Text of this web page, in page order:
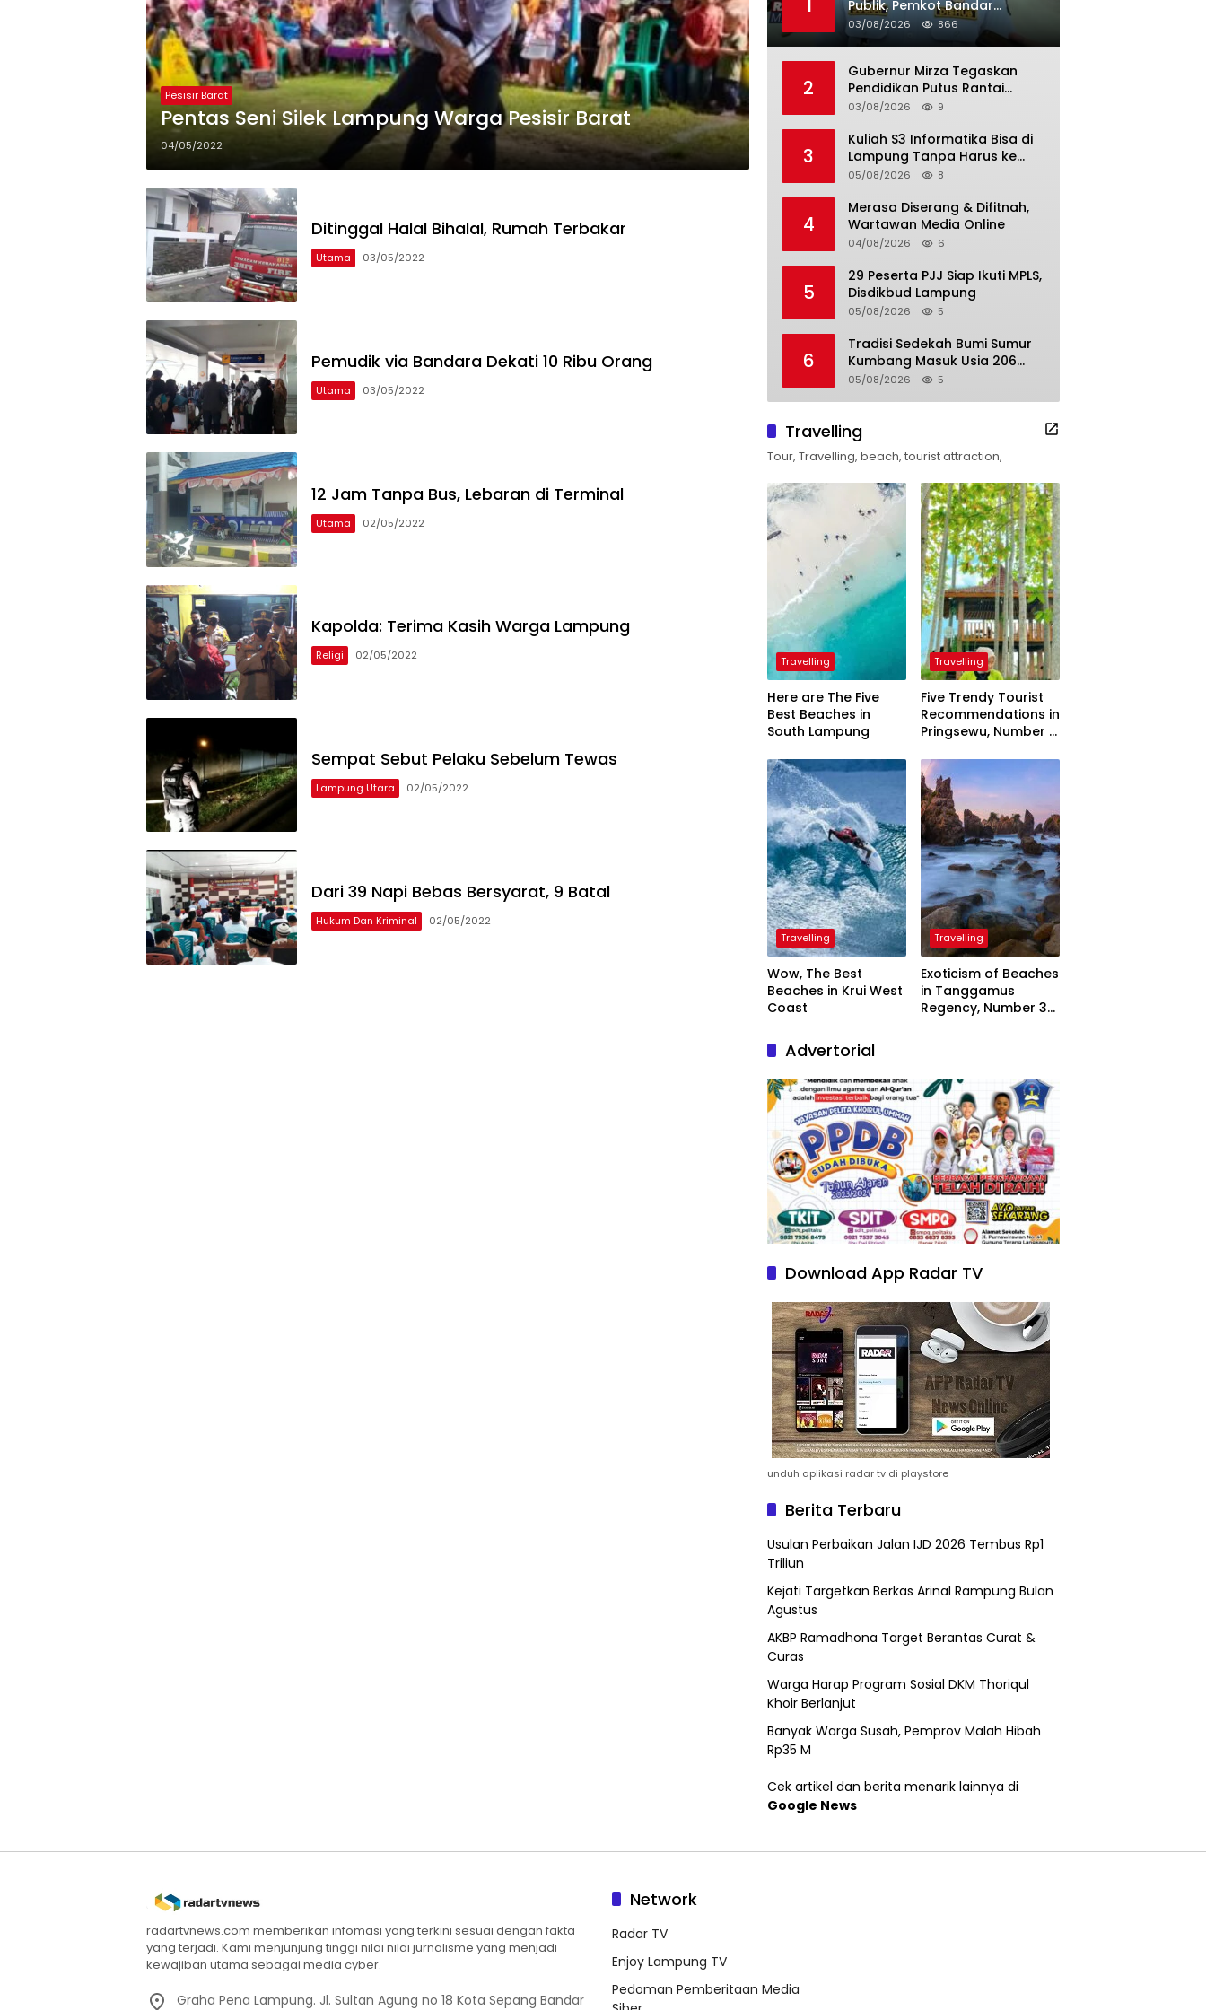
Pesisir Barat
Pentas Seni Silek Lampung Warga Pesisir Barat
04/05/2022
Ditinggal Halal Bihalal, Rumah Terbakar
Utama 03/05/2022
Pemudik via Bandara Dekati 10 Ribu Orang
Utama 03/05/2022
12 Jam Tanpa Bus, Lebaran di Terminal
Utama 02/05/2022
Kapolda: Terima Kasih Warga Lampung
Religi 02/05/2022
Sempat Sebut Pelaku Sebelum Tewas
Lampung Utara 02/05/2022
Dari 39 Napi Bebas Bersyarat, 9 Batal
Hukum Dan Kriminal 02/05/2022
1
Publik, Pemkot Bandar
Lampung Uji Coba Bus Umum
03/08/2026 866
2
Gubernur Mirza Tegaskan
Pendidikan Putus Rantai
Kemiskinan
03/08/2026 9
3
Kuliah S3 Informatika Bisa di
Lampung Tanpa Harus ke
Luar Daerah
05/08/2026 8
4
Merasa Diserang & Difitnah,
Wartawan Media Online
04/08/2026 6
5
29 Peserta PJJ Siap Ikuti MPLS,
Disdikbud Lampung
05/08/2026 5
6
Tradisi Sedekah Bumi Sumur
Kumbang Masuk Usia 206
Tahun
05/08/2026 5
Travelling
Tour, Travelling, beach, tourist attraction,
Travelling
Here are The Five
Best Beaches in
South Lampung
Travelling
Five Trendy Tourist
Recommendations in
Pringsewu, Number 3
President
Travelling
Wow, The Best
Beaches in Krui West
Coast
Travelling
Exoticism of Beaches
in Tanggamus
Regency, Number 3
Advertorial
Download App Radar TV
unduh aplikasi radar tv di playstore
Berita Terbaru
Usulan Perbaikan Jalan IJD 2026 Tembus Rp1
Triliun
Kejati Targetkan Berkas Arinal Rampung Bulan
Agustus
AKBP Ramadhona Target Berantas Curat &
Curas
Warga Harap Program Sosial DKM Thoriqul
Khoir Berlanjut
Banyak Warga Susah, Pemprov Malah Hibah
Rp35 M
Cek artikel dan berita menarik lainnya di
Google News
radartvnews.com memberikan infomasi yang terkini sesuai dengan fakta
yang terjadi. Kami menjunjung tinggi nilai nilai jurnalisme yang menjadi
kewajiban utama sebagai media cyber.
Graha Pena Lampung. Jl. Sultan Agung no 18 Kota Sepang Bandar
Network
Radar TV
Enjoy Lampung TV
Pedoman Pemberitaan Media